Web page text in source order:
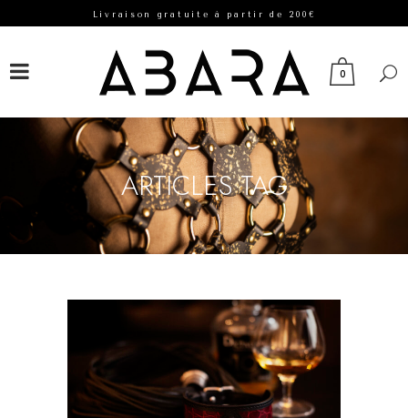
Livraison gratuite à partir de 200€
0
ARTICLES TAG